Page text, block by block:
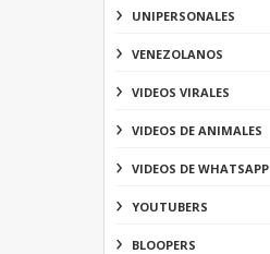
UNIPERSONALES
VENEZOLANOS
VIDEOS VIRALES
VIDEOS DE ANIMALES
VIDEOS DE WHATSAPP
YOUTUBERS
BLOOPERS